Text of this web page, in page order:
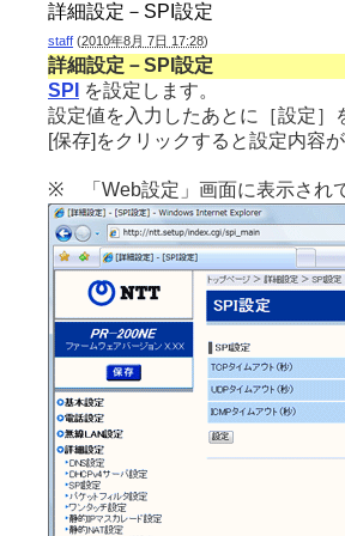
詳細設定－SPI設定
staff (2010年8月 7日 17:28)
詳細設定－SPI設定
SPI
を設定します。
設定値を入力したあとに［設定
[保存]をクリックすると設定内容
※ 「Web設定」画面に表示され